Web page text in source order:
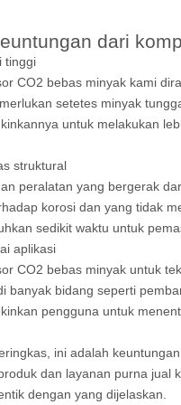
dari
tinggi
CO2 bebas minyak kami
setetes minyak
untuk melakukan
struktural
peralatan yang bergerak
korosi dan yang tidak
sedikit waktu untuk
aplikasi
CO2 bebas minyak untuk
banyak bidang seperti
pengguna untuk
ini adalah
dan layanan purna jual
dengan yang dijelaskan.